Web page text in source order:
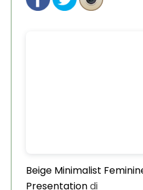
Beige Minimalist
Presentationdi